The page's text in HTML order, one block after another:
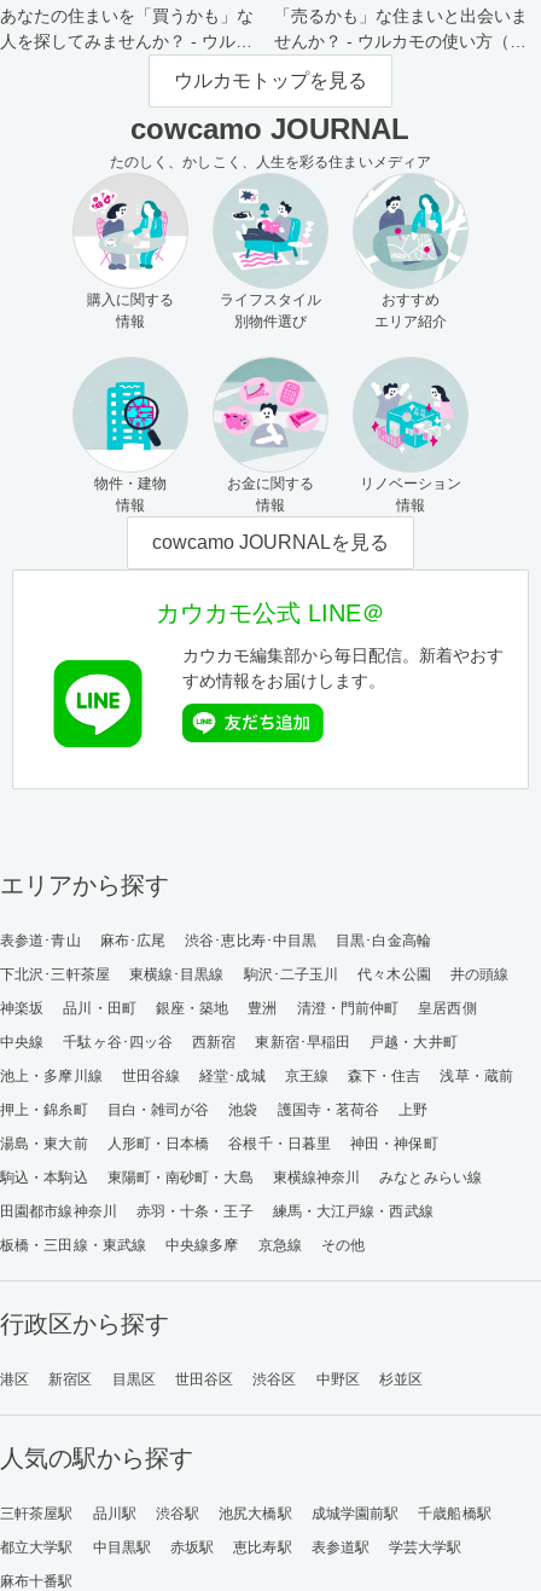
あなたの住まいを「買うかも」な
人を探してみませんか？ - ウルカ
「売るかも」な住まいと出会いま
せんか？ - ウルカモの使い方（買
主さま向け）
ウルカモトップを見る
cowcamo JOURNAL
たのしく、かしこく、人生を彩る住まいメディア
購入に関する
情報
ライフスタイル
別物件選び
おすすめ
エリア紹介
物件・建物
情報
お金に関する
情報
リノベーション
情報
cowcamo JOURNALを見る
カウカモ公式 LINE＠
カウカモ編集部から毎日配信。新着やおす
すめ情報をお届けします。
エリアから探す
表参道･青山 麻布･広尾 渋谷･恵比寿･中目黒
目黒･白金高輪
下北沢･三軒茶屋
東横線･目黒線 駒沢･二子玉川 代々木公園
井の頭線
神楽坂
品川・田町 銀座・築地 豊洲 清澄・門前仲町
皇居西側
中央線
千駄ヶ谷･四ッ谷 西新宿 東新宿･早稲田
戸越・大井町
池上・多摩川線
世田谷線 経堂･成城 京王線 森下・住吉
浅草・蔵前
押上・錦糸町
目白・雑司が谷 池袋 護国寺・茗荷谷
上野
湯島・東大前
人形町・日本橋 谷根千・日暮里
神田・神保町
駒込・本駒込
東陽町・南砂町・大島 東横線神奈川
みなとみらい線
田園都市線神奈川
赤羽・十条・王子
練馬・大江戸線・西武線
板橋・三田線・東武線
中央線多摩 京急線 その他
行政区から探す
港区 新宿区 目黒区 世田谷区 渋谷区 中野区 杉並区
人気の駅から探す
三軒茶屋駅 品川駅 渋谷駅 池尻大橋駅 成城学園前駅
千歳船橋駅
都立大学駅
中目黒駅 赤坂駅 恵比寿駅 表参道駅
学芸大学駅
麻布十番駅